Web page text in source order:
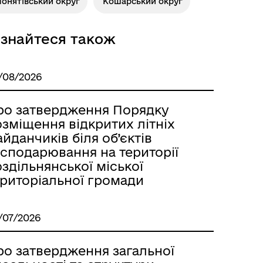
Розклад автобусів Одеса-
також
2026
затвердження Порядку
відкритих літніх
біля об’єктів
на території
міської
громади
2026
затвердження загальної